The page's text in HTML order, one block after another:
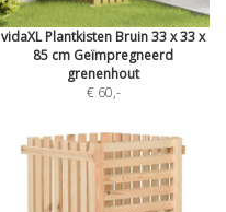
vidaXL Plantkisten Bruin 33 x 33 x
85 cm Geïmpregneerd
grenenhout
€ 60,-